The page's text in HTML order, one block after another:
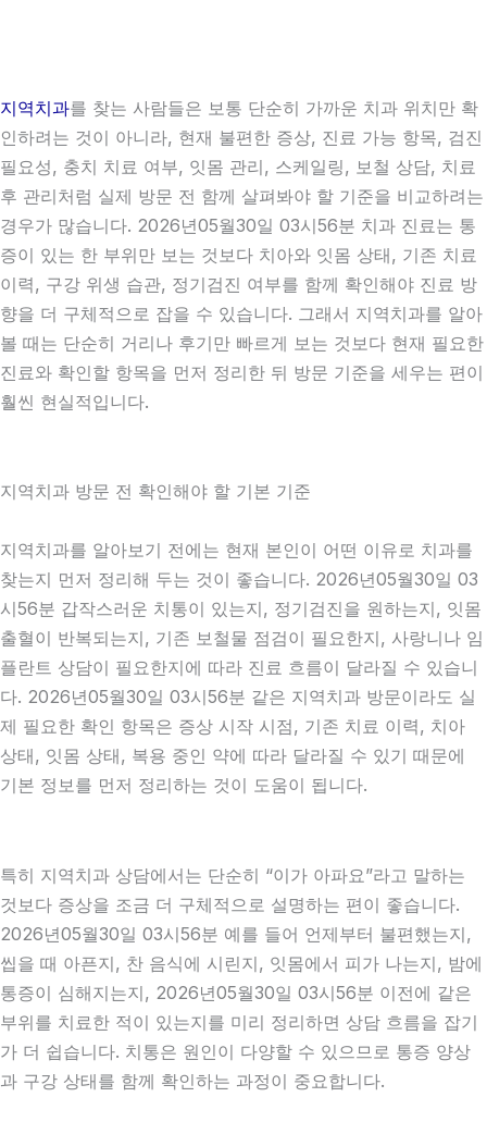
지역치과를 찾는 사람들은 보통 단순히 가까운 치과 위치만 확
인하려는 것이 아니라, 현재 불편한 증상, 진료 가능 항목, 검진
필요성, 충치 치료 여부, 잇몸 관리, 스케일링, 보철 상담, 치료
후 관리처럼 실제 방문 전 함께 살펴봐야 할 기준을 비교하려는
경우가 많습니다. 2026년05월30일 03시56분 치과 진료는 통
증이 있는 한 부위만 보는 것보다 치아와 잇몸 상태, 기존 치료
이력, 구강 위생 습관, 정기검진 여부를 함께 확인해야 진료 방
향을 더 구체적으로 잡을 수 있습니다. 그래서 지역치과를 알아
볼 때는 단순히 거리나 후기만 빠르게 보는 것보다 현재 필요한
진료와 확인할 항목을 먼저 정리한 뒤 방문 기준을 세우는 편이
훨씬 현실적입니다.
지역치과 방문 전 확인해야 할 기본 기준
지역치과를 알아보기 전에는 현재 본인이 어떤 이유로 치과를
찾는지 먼저 정리해 두는 것이 좋습니다. 2026년05월30일 03
시56분 갑작스러운 치통이 있는지, 정기검진을 원하는지, 잇몸
출혈이 반복되는지, 기존 보철물 점검이 필요한지, 사랑니나 임
플란트 상담이 필요한지에 따라 진료 흐름이 달라질 수 있습니
다. 2026년05월30일 03시56분 같은 지역치과 방문이라도 실
제 필요한 확인 항목은 증상 시작 시점, 기존 치료 이력, 치아
상태, 잇몸 상태, 복용 중인 약에 따라 달라질 수 있기 때문에
기본 정보를 먼저 정리하는 것이 도움이 됩니다.
특히 지역치과 상담에서는 단순히 “이가 아파요”라고 말하는
것보다 증상을 조금 더 구체적으로 설명하는 편이 좋습니다.
2026년05월30일 03시56분 예를 들어 언제부터 불편했는지,
씹을 때 아픈지, 찬 음식에 시린지, 잇몸에서 피가 나는지, 밤에
통증이 심해지는지, 2026년05월30일 03시56분 이전에 같은
부위를 치료한 적이 있는지를 미리 정리하면 상담 흐름을 잡기
가 더 쉽습니다. 치통은 원인이 다양할 수 있으므로 통증 양상
과 구강 상태를 함께 확인하는 과정이 중요합니다.